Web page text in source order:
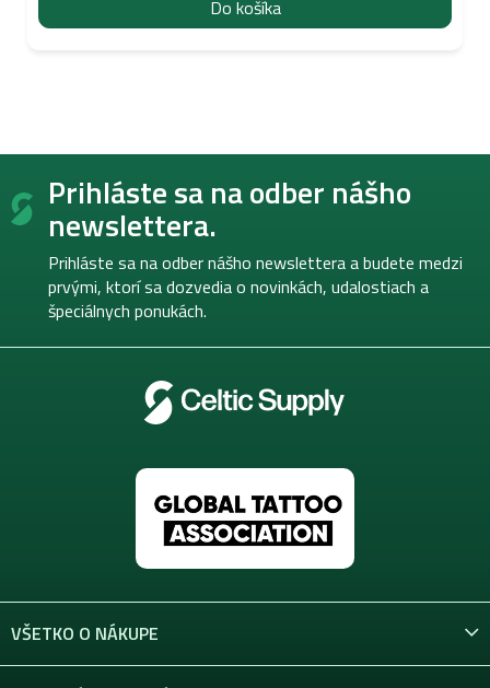
Do košíka
Z
Prihláste sa na odber nášho
newslettera.
Prihláste sa na odber nášho newslettera a budete medzi
prvými, ktorí sa dozvedia o novinkách, udalostiach a
špeciálnych ponukách.
VŠETKO O NÁKUPE